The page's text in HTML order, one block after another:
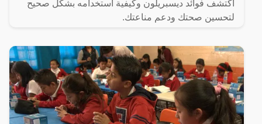
اكتشف فوائد ديسبريلون وكيفية استخدامه بشكل صحيح
لتحسين صحتك ودعم مناعتك.